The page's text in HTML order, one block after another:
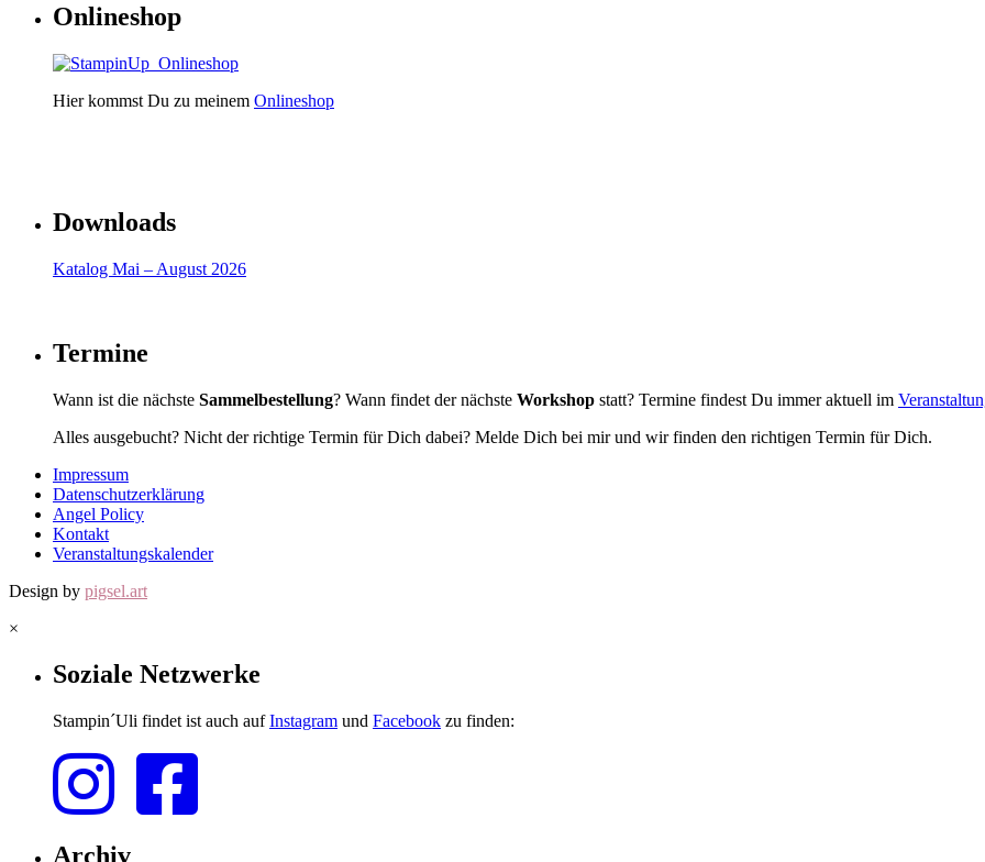
Onlineshop
Hier kommst Du zu meinem Onlineshop
Downloads
Katalog Mai – August 2026
Termine
Wann ist die nächste Sammelbestellung? Wann findet der nächste Workshop statt? Termine findest Du immer aktuell im
Alles ausgebucht? Nicht der richtige Termin für Dich dabei? Melde Dich bei mir und wir finden den richtigen Termin für Dich.
Impressum
Datenschutzerklärung
Angel Policy
Kontakt
Veranstaltungskalender
Design by pigsel.art
×
Soziale Netzwerke
Stampin´Uli findet ist auch aufInstagram und Facebook zu finden:
Archiv